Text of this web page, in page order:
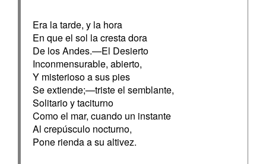
Era la tarde, y la hora
En que el sol la cresta dora
De los Andes.—El Desierto
Inconmensurable, abierto,
Y misterioso a sus pies
Se extiende;—triste el semblante,
Solitario y taciturno
Como el mar, cuando un instante
Al crepúsculo nocturno,
Pone rienda a su altivez.